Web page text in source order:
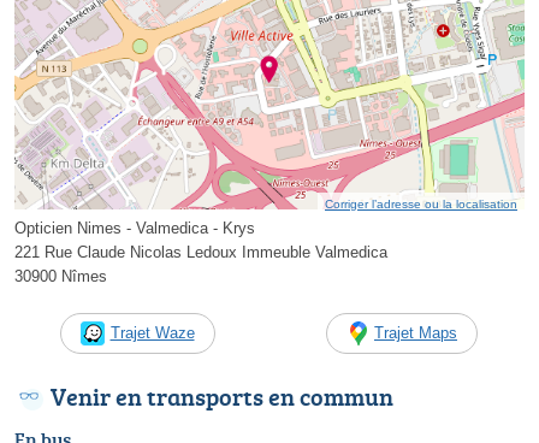
Corriger l’adresse ou la localisation
Opticien Nimes - Valmedica - Krys
221 Rue Claude Nicolas Ledoux Immeuble Valmedica
30900 Nîmes
Trajet Waze Trajet Maps
Venir en transports en commun